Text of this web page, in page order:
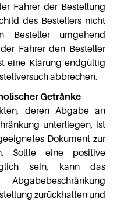
Fahrer der Bestellung
des Bestellers nicht
umgehend
Fahrer den Besteller
eine Klärung endgültig
abbrechen.
Getränke
deren Abgabe an
unterliegen, ist
Dokument zur
Sollte eine positive
sein, kann das
zurückhalten und